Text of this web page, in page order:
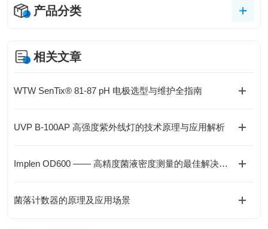
产品分类
相关文章
WTW SenTix® 81-87 pH 电极选型与维护全指南
UVP B-100AP 高强度紫外线灯的技术原理与应用解析
Implen OD600 —— 高精度菌液密度测量的最佳解决方案
菌落计数器的原理及应用场景